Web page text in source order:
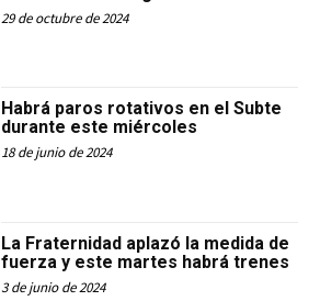
29 de octubre de 2024
Habrá paros rotativos en el Subte
durante este miércoles
18 de junio de 2024
La Fraternidad aplazó la medida de
fuerza y este martes habrá trenes
3 de junio de 2024